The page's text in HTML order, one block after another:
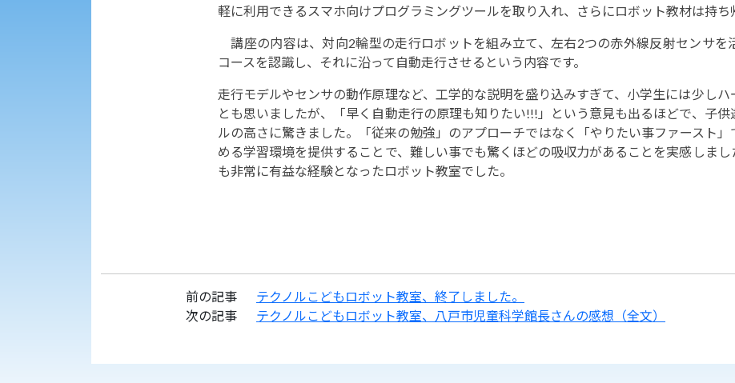
軽に利用できるスマホ向けプログラミングツールを取り入れ、さらにロボット教材は持ち
講座の内容は、対向2輪型の走行ロボットを組み立て、左右2つの赤外線反射センサを
コースを認識し、それに沿って自動走行させるという内容です。
走行モデルやセンサの動作原理など、工学的な説明を盛り込みすぎて、小学生には少しハ
とも思いましたが、「早く自動走行の原理も知りたい!!!」という意見も出るほどで、子供
ルの高さに驚きました。「従来の勉強」のアプローチではなく「やりたい事ファースト
める学習環境を提供することで、難しい事でも驚くほどの吸収力があることを実感しまし
も非常に有益な経験となったロボット教室でした。
前の記事
テクノルこどもロボット教室、終了しました。
次の記事
テクノルこどもロボット教室、八戸市児童科学館長さんの感想（全文）